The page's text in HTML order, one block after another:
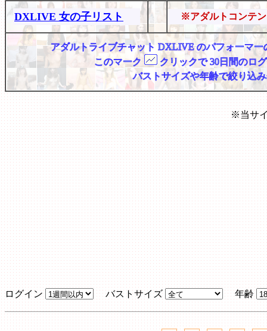
DXLIVE 女の子リスト ※アダルトコンテ
アダルトライブチャット DXLIVE のパフォーマ
このマーク
クリックで 30日間のロ
バストサイズや年齢で絞り込
※当サ
ログイン バストサイズ 年齢